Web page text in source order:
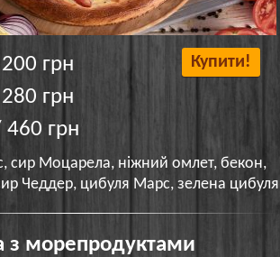
грн
грн
460 грн
Купити!
сир Моцарела, ніжний омлет, бекон,
Чеддер, цибуля Марс, зелена цибуля
з морепродуктами